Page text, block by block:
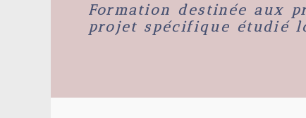
Formation destinée aux
projet spécifique étudié